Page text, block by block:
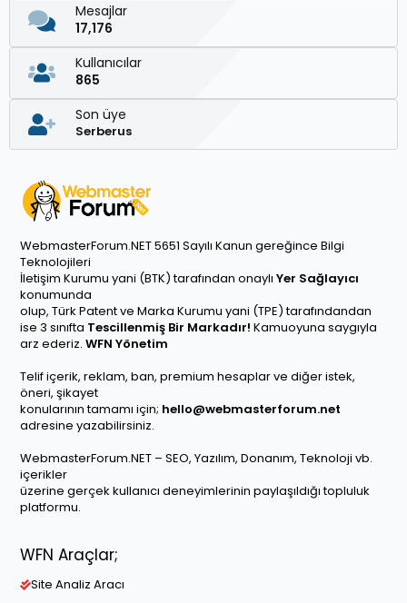
Mesajlar
17,176
Kullanıcılar
865
Son üye
Serberus
WebmasterForum.NET 5651 Sayılı Kanun gereğince Bilgi
Teknolojileri
İletişim Kurumu yani (BTK) tarafından onaylı Yer Sağlayıcı
konumunda
olup, Türk Patent ve Marka Kurumu yani (TPE) tarafındandan
ise 3 sınıfta Tescillenmiş Bir Markadır! Kamuoyuna saygıyla
arz ederiz. WFN Yönetim
Telif içerik, reklam, ban, premium hesaplar ve diğer istek,
öneri, şikayet
konularının tamamı için; hello@webmasterforum.net
adresine yazabilirsiniz.
WebmasterForum.NET – SEO, Yazılım, Donanım, Teknoloji vb.
içerikler
üzerine gerçek kullanıcı deneyimlerinin paylaşıldığı topluluk
platformu.
WFN Araçlar;
Site Analiz Aracı